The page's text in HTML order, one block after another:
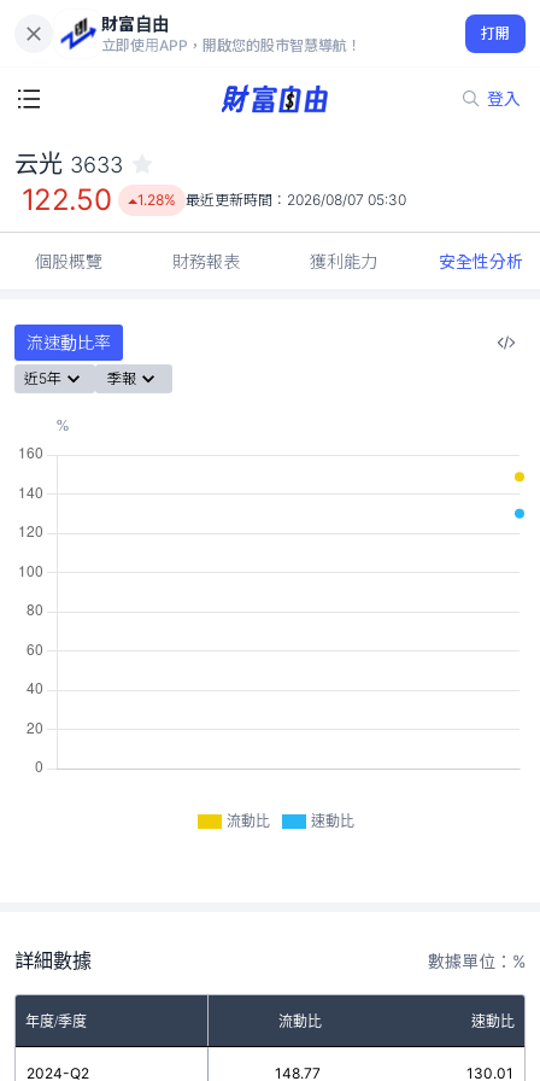
財富自由
立即使用APP，開啟您的股市智慧導航！
打開
登入
122.50
1.28%
云光 3633
122.50 1.28% 最近更新時間： 2026/08/07 05:30
個股概覽 財務報表 獲利能力 安全性分析
流速動比率
近5年 季報
流動比 速動比
詳細數據 數據單位：%
年度/季度 流動比 速動比
2024-Q2 148.77 130.01